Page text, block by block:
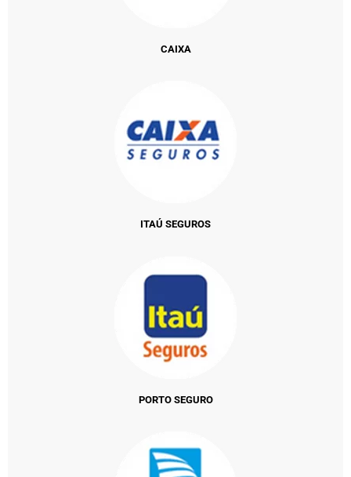
CAIXA
ITAÚ SEGUROS
PORTO SEGURO